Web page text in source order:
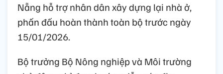
Nẵng hỗ trợ nhân dân xây dựng lại nhà ở,
phấn đấu hoàn thành toàn bộ trước ngày
15/01/2026.
Bộ trưởng Bộ Nông nghiệp và Môi trường